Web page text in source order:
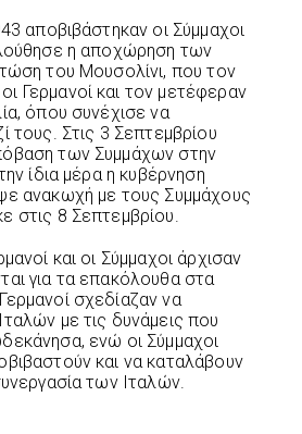
αποβιβάστηκαν οι Σύμμαχοι
η αποχώρηση των
του Μουσολίνι, που τον
Γερμανοί και τον μετέφεραν
όπου συνέχισε να
τους. Στις 3 Σεπτεμβρίου
των Συμμάχων στην
ίδια μέρα η κυβέρνηση
ανακωχή με τους Συμμάχους
στις 8 Σεπτεμβρίου.
και οι Σύμμαχοι άρχισαν
για τα επακόλουθα στα
σχεδίαζαν να
με τις δυνάμεις που
ενώ οι Σύμμαχοι
και να καταλάβουν
των Ιταλών.